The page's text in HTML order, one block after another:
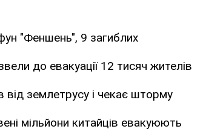
"Феншень", 9 загиблих
до евакуації 12 тисяч жителів
землетрусу і чекає шторму
мільйони китайців евакуюють